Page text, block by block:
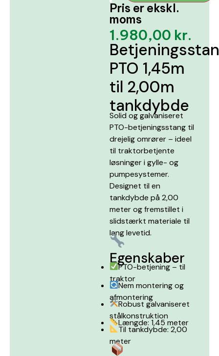
Pris er ekskl.
moms
1.980,00 kr.
PTO 1,45m
til 2,00m
tankdybde
Solid og galvaniseret
PTO-betjeningsstang til
drejelig omrører – ideel
til traktorbetjente
løsninger i gylle- og
pumpesystemer.
Designet til en
tankdybde på 2,00
meter og fremstillet i
slidstærkt materiale til
lang levetid.
Egenskaber
PTO-betjening – til
traktor
Nem montering og
afmontering
Robust galvaniseret
stålkonstruktion
Længde: 1,45 meter
Til tankdybde: 2,00
meter